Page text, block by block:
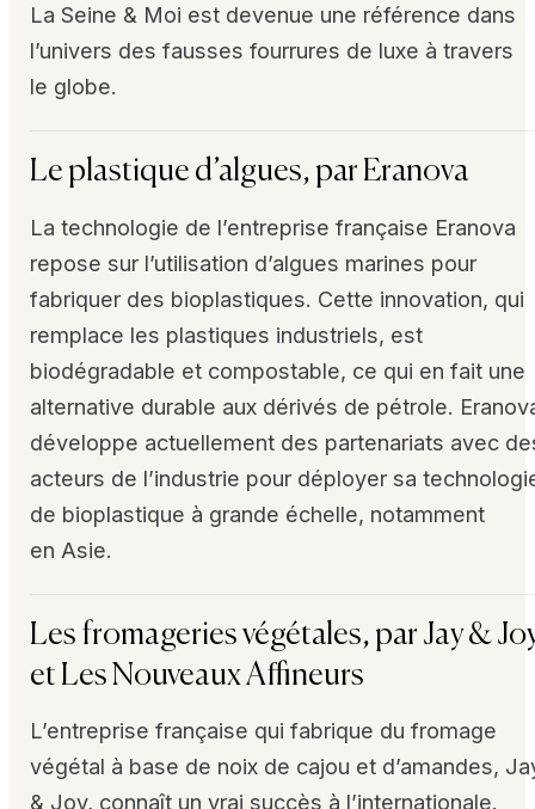
La Seine & Moi est devenue une référence dans
l’univers des fausses fourrures de luxe à travers
le globe.
Le plastique d’algues, par Eranova
La technologie de l’entreprise française Eranova
repose sur l’utilisation d’algues marines pour
fabriquer des bioplastiques. Cette innovation, qui
remplace les plastiques industriels, est
biodégradable et compostable, ce qui en fait une
alternative durable aux dérivés de pétrole.
développe actuellement des partenariats avec
acteurs de l’industrie pour déployer sa
de bioplastique à grande échelle, notamment
en Asie.
Les fromageries végétales, par Jay &
et Les Nouveaux Affineurs
L’entreprise française qui fabrique du fromage
végétal à base de noix de cajou et d’amandes,
& Joy, connaît un vrai succès à l’internationale.